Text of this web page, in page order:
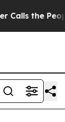
People